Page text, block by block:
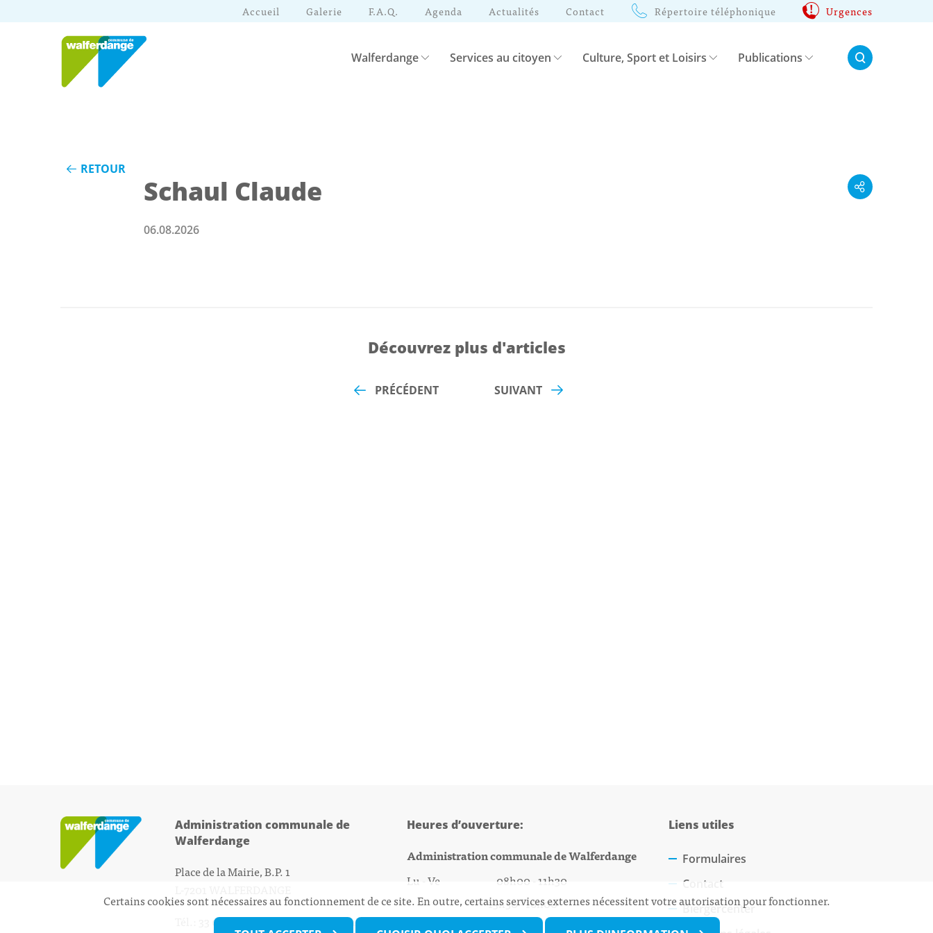
Accueil Galerie F.A.Q. Agenda Actualités Contact Répertoire téléphonique Urgences
Walferdange Services au citoyen Culture, Sport et Loisirs Publications Rechercher:
RETOUR
Schaul Claude
06.08.2026
Découvrez plus d'articles
PRÉCÉDENT SUIVANT
Administration communale de
Walferdange
Place de la Mairie, B.P. 1
Tél.: 33 01 44 - 1secretariat@walfer.lu
Heures d’ouverture:
Administration communale de Walferdange
Lu - Ve 08h00 - 11h30
13h30 - 16h00
Biergercenter
Liens utiles
Formulaires
Contact
Biergercenter
Certains cookies sont nécessaires au fonctionnement de ce site. En outre, certains services externes nécessitent votre autorisation pour fonctionner.